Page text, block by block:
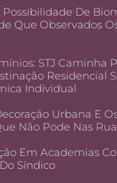
Possibilidade De
Que Observados
STJ Caminha
Residencial
Individual
Urbana E
Não Pode Nas
Em Academias
Síndico